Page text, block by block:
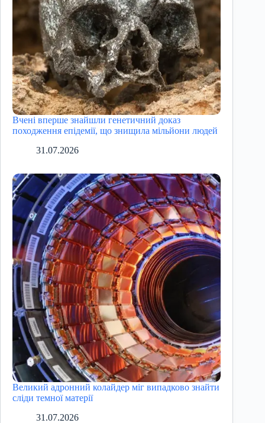
Вчені вперше знайшли генетичний доказ
походження епідемії, що знищила мільйони людей
31.07.2026
Великий адронний колайдер міг випадково знайти
сліди темної матерії
31.07.2026